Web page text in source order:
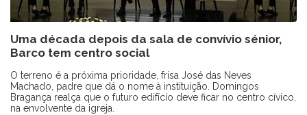
Uma década depois da sala de convívio sénior,
Barco tem centro social
O terreno é a próxima prioridade, frisa José das Neves
Machado, padre que dá o nome à instituição. Domingos
Bragança realça que o futuro edifício deve ficar no centro cívico,
na envolvente da igreja.